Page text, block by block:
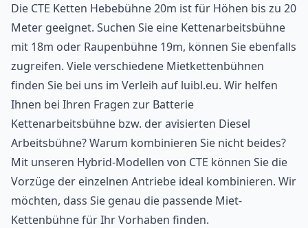
Die CTE Ketten Hebebühne 20m ist für Höhen bis zu 20
Meter geeignet. Suchen Sie eine Kettenarbeitsbühne
mit 18m oder Raupenbühne 19m, können Sie ebenfalls
zugreifen. Viele verschiedene Mietkettenbühnen
finden Sie bei uns im Verleih auf luibl.eu. Wir helfen
Ihnen bei Ihren Fragen zur Batterie
Kettenarbeitsbühne bzw. der avisierten Diesel
Arbeitsbühne? Warum kombinieren Sie nicht beides?
Mit unseren Hybrid-Modellen von CTE können Sie die
Vorzüge der einzelnen Antriebe ideal kombinieren. Wir
möchten, dass Sie genau die passende Miet-
Kettenbühne für Ihr Vorhaben finden.